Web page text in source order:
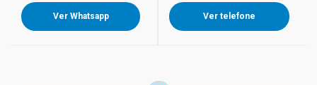
Ver Whatsapp Ver telefone